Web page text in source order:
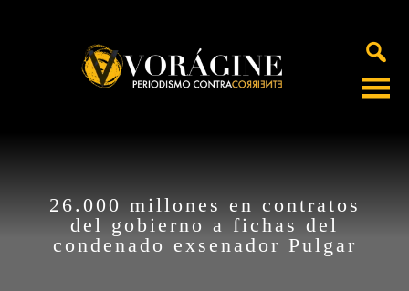
26.000 millones en contratos
del gobierno a fichas del
condenado exsenador Pulgar